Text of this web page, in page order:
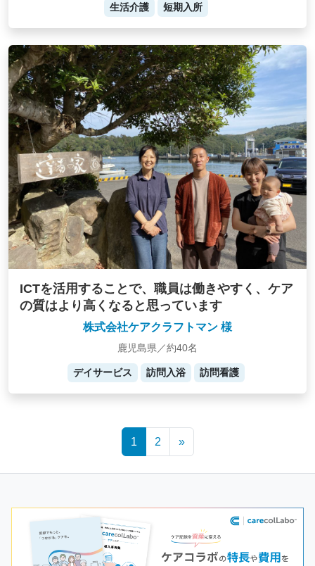
生活介護
短期入所
ICTを活用することで、職員は働きやすく、ケア
の質はより高くなると思っています
株式会社ケアクラフトマン 様
鹿児島県／約40名
デイサービス 訪問入浴 訪問看護
1 2 »